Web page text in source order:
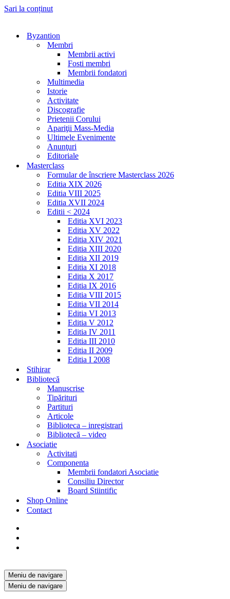
Sari la conținut
Byzantion
Membri
Membrii activi
Fosti membri
Membrii fondatori
Multimedia
Istorie
Activitate
Discografie
Prietenii Corului
Apariţii Mass-Media
Ultimele Evenimente
Anunţuri
Editoriale
Masterclass
Formular de înscriere Masterclass 2026
Editia XIX 2026
Editia VIII 2025
Editia XVII 2024
Editii < 2024
Editia XVI 2023
Editia XV 2022
Editia XIV 2021
Editia XIII 2020
Editia XII 2019
Editia XI 2018
Editia X 2017
Editia IX 2016
Editia VIII 2015
Editia VII 2014
Editia VI 2013
Editia V 2012
Editia IV 2011
Editia III 2010
Editia II 2009
Editia I 2008
Stihirar
Bibliotecă
Manuscrise
Tipărituri
Partituri
Articole
Biblioteca – inregistrari
Bibliotecă – video
Asociatie
Activitati
Componenta
Membrii fondatori Asociatie
Consiliu Director
Board Stiintific
Shop Online
Contact
Meniu de navigare
Meniu de navigare